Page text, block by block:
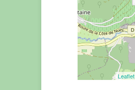
Leaflet